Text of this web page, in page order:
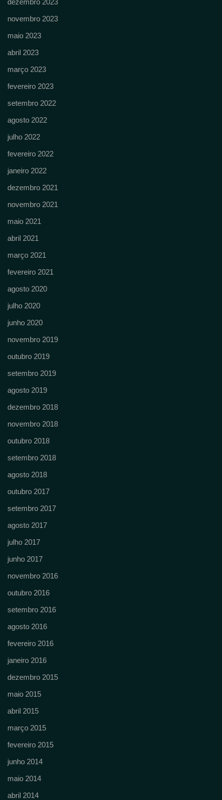
novembro 2023
maio 2023
abril 2023
março 2023
fevereiro 2023
setembro 2022
agosto 2022
julho 2022
fevereiro 2022
janeiro 2022
dezembro 2021
novembro 2021
maio 2021
abril 2021
março 2021
fevereiro 2021
agosto 2020
julho 2020
junho 2020
novembro 2019
outubro 2019
setembro 2019
agosto 2019
dezembro 2018
novembro 2018
outubro 2018
setembro 2018
agosto 2018
outubro 2017
setembro 2017
agosto 2017
julho 2017
junho 2017
novembro 2016
outubro 2016
setembro 2016
agosto 2016
fevereiro 2016
janeiro 2016
dezembro 2015
maio 2015
abril 2015
março 2015
fevereiro 2015
junho 2014
maio 2014
abril 2014